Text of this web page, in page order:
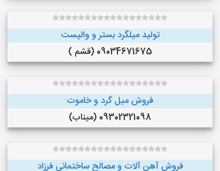
تولید میلگرد بستر و والپست
09034671675 (قشم )
فروش میل گرد و خاموت
09302321098 (میناب)
فروش آهن آلات و مصالح ساختمانی فرزاد